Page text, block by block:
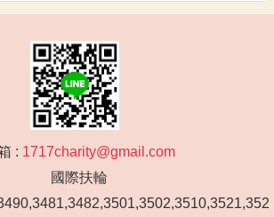
: 1717charity@gmail.com
國際扶輪